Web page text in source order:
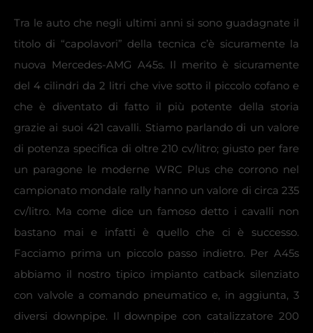
Tra le auto che negli ultimi anni si sono guadagnate il
titolo di “capolavori” della tecnica c’è sicuramente la
nuova Mercedes-AMG A45s. Il merito è sicuramente
del 4 cilindri da 2 litri che vive sotto il piccolo cofano e
che è diventato di fatto il più potente della storia
grazie ai suoi 421 cavalli. Stiamo parlando di un valore
di potenza specifica di oltre 210 cv/litro; giusto per fare
un paragone le moderne WRC Plus che corrono nel
campionato mondale rally hanno un valore di circa 235
cv/litro. Ma come dice un famoso detto i cavalli non
bastano mai e infatti è quello che ci è successo.
Facciamo prima un piccolo passo indietro. Per A45s
abbiamo il nostro tipico impianto catback silenziato
con valvole a comando pneumatico e, in aggiunta, 3
diversi downpipe. Il downpipe con catalizzatore 200